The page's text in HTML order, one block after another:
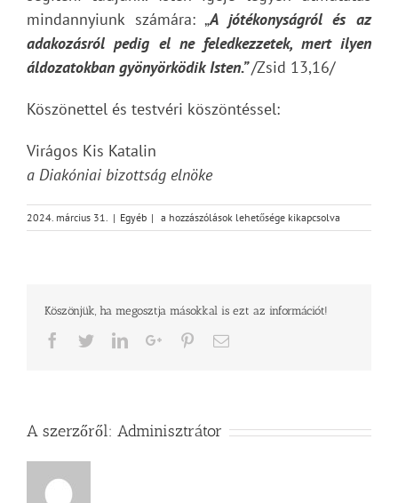
mindannyiunk számára: „A jótékonyságról és az
adakozásról pedig el ne feledkezzetek, mert ilyen
áldozatokban gyönyörködik Isten.”/Zsid 13,16/
Köszönettel és testvéri köszöntéssel:
Virágos Kis Katalin
a Diakóniai bizottság elnöke
2024. március 31. | Egyéb | Ünnepi
élelmiszer
a hozzászólások lehetősége kikapcsolva
Köszönjük, ha megosztja másokkal is ezt az információt!
Facebook
TwitterLinkedInGoogle+PinterestEmail
A szerzőről: Adminisztrátor